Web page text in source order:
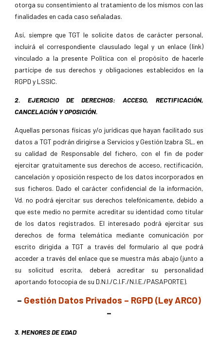
otorga su consentimiento al tratamiento de los mismos con las
finalidades en cada caso señaladas.
Así, siempre que TGT le solicite datos de carácter personal,
incluirá el correspondiente clausulado legal y un enlace (link)
vinculado a la presente Política con el propósito de hacerle
partícipe de sus derechos y obligaciones establecidos en la
RGPD y LSSIC.
2. EJERCICIO DE DERECHOS: ACCESO, RECTIFICACIÓN,
CANCELACIÓN Y OPOSICIÓN.
Aquellas personas físicas y/o jurídicas que hayan facilitado sus
datos a TGT podrán dirigirse a Servicios y Gestión Izabra SL, en
su calidad de Responsable del fichero, con el fin de poder
ejercitar gratuitamente sus derechos de acceso, rectificación,
cancelación y oposición respecto de los datos incorporados en
sus ficheros. Dado el carácter confidencial de la información,
Vd. no podrá ejercitar sus derechos telefónicamente, debido a
que este medio no permite acreditar su identidad como titular
de los datos registrados. El interesado podrá ejercitar sus
derechos de forma telemática mediante comunicación por
escrito dirigida a TGT a través del formulario al que podrá
acceder a través del enlace que se muestra más abajo (junto a
su solicitud escrita, deberá acreditar su personalidad
aportando fotocopia de su D.N.I./C.I.F./N.I.E./PASAPORTE).
– Gestión Datos Privados – RGPD (Ley ARCO)
–
3. MENORES DE EDAD